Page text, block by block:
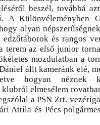
beszél, továbbá
A Különvéleményben
olyan
és rangos
terem az első junior
mozdulatban a
állt kameránk elé,
hogyan
elmesélem
a PSN Zrt.
Attila és Pécs